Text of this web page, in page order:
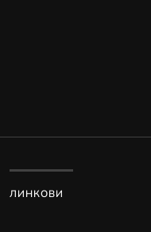
ЛИНКОВИ